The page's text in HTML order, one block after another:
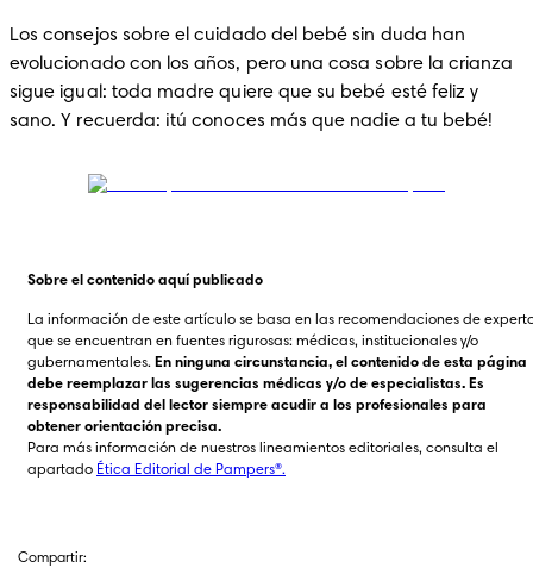
Los consejos sobre el cuidado del bebé sin duda han
evolucionado con los años, pero una cosa sobre la crianza
sigue igual: toda madre quiere que su bebé esté feliz y
sano. Y recuerda: ¡tú conoces más que nadie a tu bebé!
Sobre el contenido aquí publicado
La información de este artículo se basa en las recomendaciones de
que se encuentran en fuentes rigurosas: médicas, institucionales y/o
gubernamentales. En ninguna circunstancia, el contenido de esta página
debe reemplazar las sugerencias médicas y/o de especialistas. Es
responsabilidad del lector siempre acudir a los profesionales para
obtener orientación precisa.
Para más información de nuestros lineamientos editoriales, consulta el
apartado Ética Editorial de Pampers®.
Compartir: